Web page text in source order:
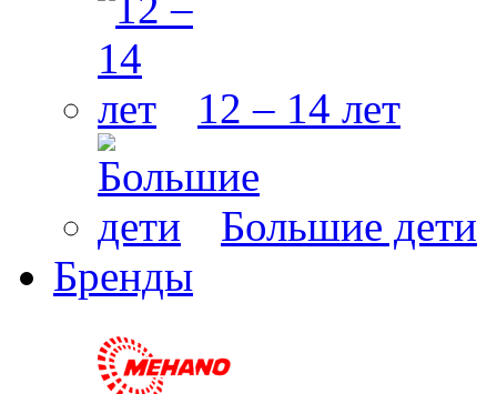
12 – 14 лет
Большие дети
Бренды